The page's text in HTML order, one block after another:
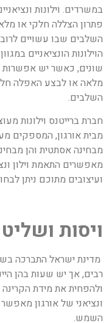
במשרדים. וילונות
פתרון הצללה חלקי או
השלבים שבו עשויים
הוילונות הונציאניים
שונים, כאשר יש
מלאה או לבצע האפלה
השלבים.
חברת ברייטנס וילונות
מבית אורגון, המספקים
מבחינה אסתטית והן
מאפשרים התאמת וילון
ועיצובים מתוכם ניתן
ויסות
מדינת ישראל התברכה
רבים, אך יש שעות בהן
ולהפחית את מידת
ונציאני של אורגון
השמש.